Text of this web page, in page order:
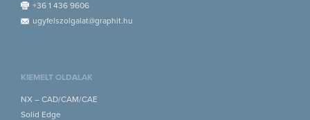
+36 1 436 9606
ugyfelszolgalat@graphit.hu
KIEMELT OLDALAK
NX – CAD/CAM/CAE
Solid Edge